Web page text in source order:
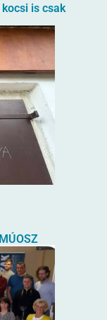
is csak